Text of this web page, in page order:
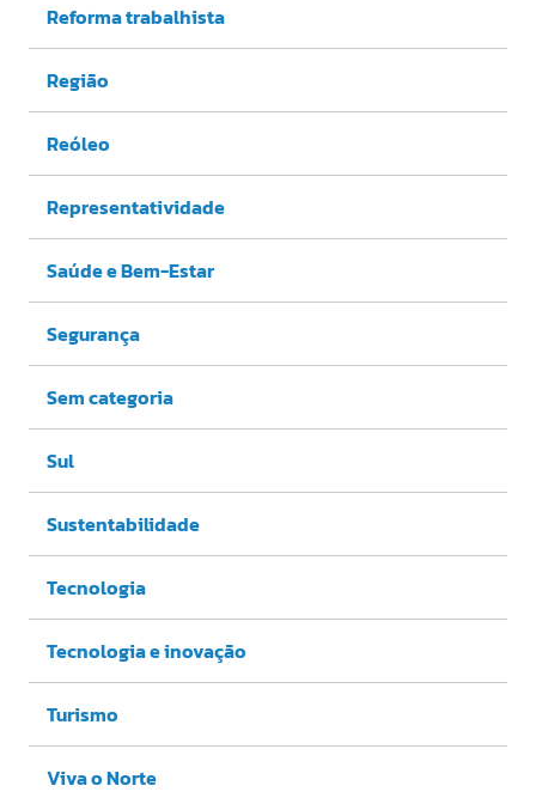
Reforma trabalhista
Região
Reóleo
Representatividade
Saúde e Bem-Estar
Segurança
Sem categoria
Sul
Sustentabilidade
Tecnologia
Tecnologia e inovação
Turismo
Viva o Norte